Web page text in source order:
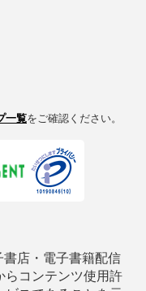
一覧をご確認ください。
店・電子書籍配信
らコンテンツ使用許